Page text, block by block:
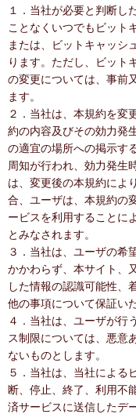
１．当社が必要と判断し
ことなくいつでもビット
または、ビットキャッシ
ります。ただし、ビット
の変更については、事前
ます。
２．当社は、本規約を変
約の内容及びその効力発
の適宜の場所への掲示す
周知が行われ、効力発生
は、変更後の本規約によ
合、ユーザは、本規約の
ービスを利用することに
とみなされます。
３．当社は、ユーザの希
かかわらず、本サイト、
した情報の認識可能性、
他の事項について保証い
４．当社は、ユーザが行
ス制限については、悪意
ないものとします。
５．当社は、当社による
断、停止、終了、利用不
済サービスに送信したデ